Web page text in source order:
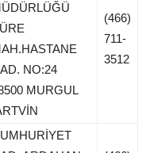
NO:24
MURGUL
(466)
711-
3512